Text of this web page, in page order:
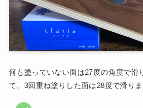
何も塗っていない面は27度の角度で滑
て、3回重ね塗りした面は28度で滑りま